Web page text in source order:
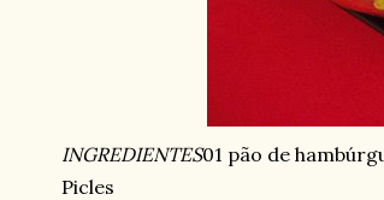
INGREDIENTES01 pão de
Picles